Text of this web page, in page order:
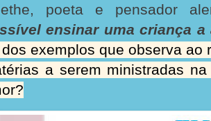
poeta e pensador
ensinar uma criança a
exemplos que observa ao
a serem ministradas